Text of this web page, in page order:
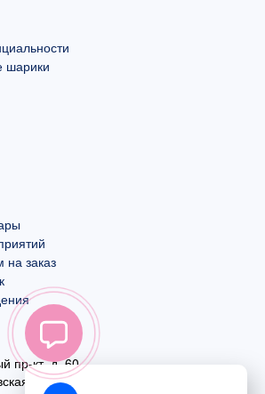
шарики
на заказ
пр-кт, д. 60
д. 59